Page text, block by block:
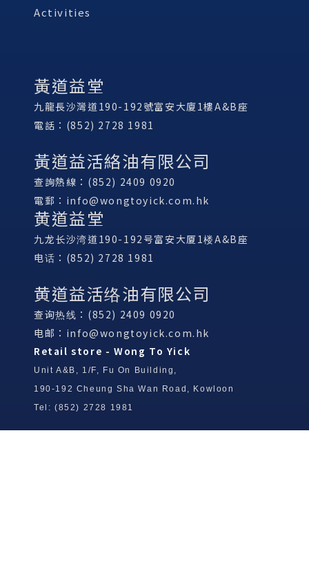
Activities
黃道益堂
九龍長沙灣道190-192號富安大廈1樓A&B座
電話：(852) 2728 1981
黃道益活絡油有限公司
查詢熱線：(852) 2409 0920
電郵： info@wongtoyick.com.hk
黄道益堂
九龙长沙湾道190-192号富安大厦1楼A&B座
电话：(852) 2728 1981
黄道益活络油有限公司
查询热线：(852) 2409 0920
电邮： info@wongtoyick.com.hk
Retail store - Wong To Yick
Unit A&B, 1/F, Fu On Building,
190-192 Cheung Sha Wan Road, Kowloon
Tel: (852) 2728 1981